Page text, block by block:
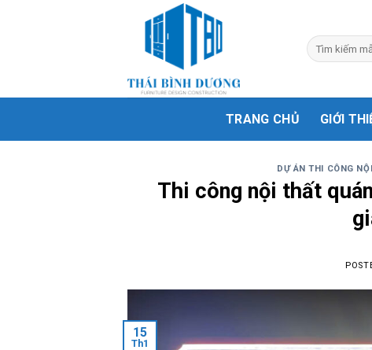
Search
for:
TRANG CHỦ GIỚI
DỰ ÁN THI CÔNG
Thi công nội thất
15
Th1